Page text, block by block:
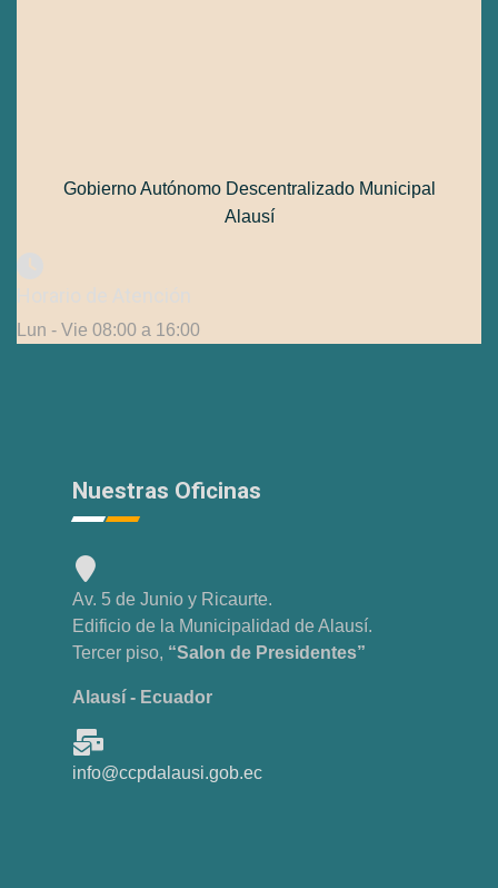
Gobierno Autónomo Descentralizado Municipal
Alausí
Lun - Vie 08:00 a 16:00
Nuestras Oficinas
Av. 5 de Junio y Ricaurte.
Edificio de la Municipalidad de Alausí.
Tercer piso, “Salon de Presidentes”
Alausí - Ecuador
info@ccpdalausi.gob.ec